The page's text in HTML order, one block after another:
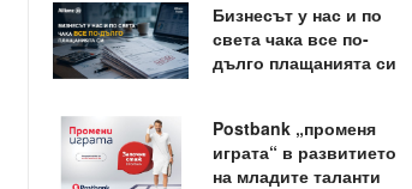
Бизнесът у нас и по
света чака все по-
дълго плащанията си
Postbank „променя
играта“ в развитието
на младите таланти